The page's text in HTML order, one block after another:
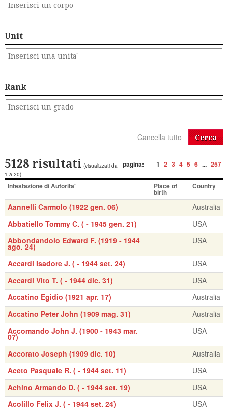
Unit
Rank
Cerca
pagina: 1 2 3 4 5 6 ... 257
5128 risultati (visualizzati da
1 a 20)
Intestazione di Autorita' Place of
birth
Country
Aannelli Carmolo (1922 gen. 06)
Australia
Abbatiello Tommy C. ( - 1945 gen. 21)
USA
Abbondandolo Edward F. (1919 - 1944
ago. 24)
USA
Accardi Isadore J. ( - 1944 set. 24)
USA
Accardi Vito T. ( - 1944 dic. 31)
USA
Accatino Egidio (1921 apr. 17)
Australia
Accatino Peter John (1909 mag. 31)
Australia
Accomando John J. (1900 - 1943 mar.
07)
USA
Accorato Joseph (1909 dic. 10)
Australia
Aceto Pasquale R. ( - 1944 set. 11)
USA
Achino Armando D. ( - 1944 set. 19)
USA
Acolillo Felix J. ( - 1944 set. 24)
USA